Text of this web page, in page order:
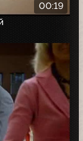
00:19